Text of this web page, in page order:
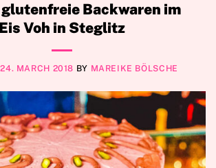
Backwaren im
Eis Voh in Steglitz
24. MARCH 2018 BY MAREIKE BÖLSCHE